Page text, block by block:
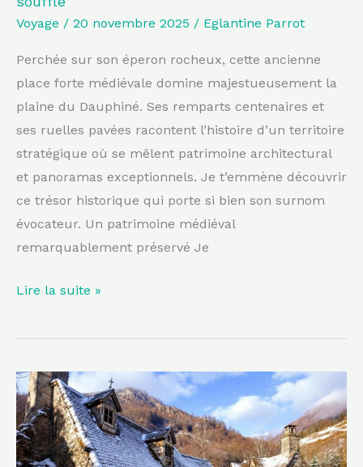
Voyage / 20 novembre 2025 / Eglantine Parrot
Perchée sur son éperon rocheux, cette ancienne
place forte médiévale domine majestueusement la
plaine du Dauphiné. Ses remparts centenaires et
ses ruelles pavées racontent l’histoire d’un territoire
stratégique où se mêlent patrimoine architectural
et panoramas exceptionnels. Je t’emmène découvrir
ce trésor historique qui porte si bien son surnom
évocateur. Un patrimoine médiéval
remarquablement préservé Je
à
couper
le
souffle
Lire la suite »
Même
les
habitués
du